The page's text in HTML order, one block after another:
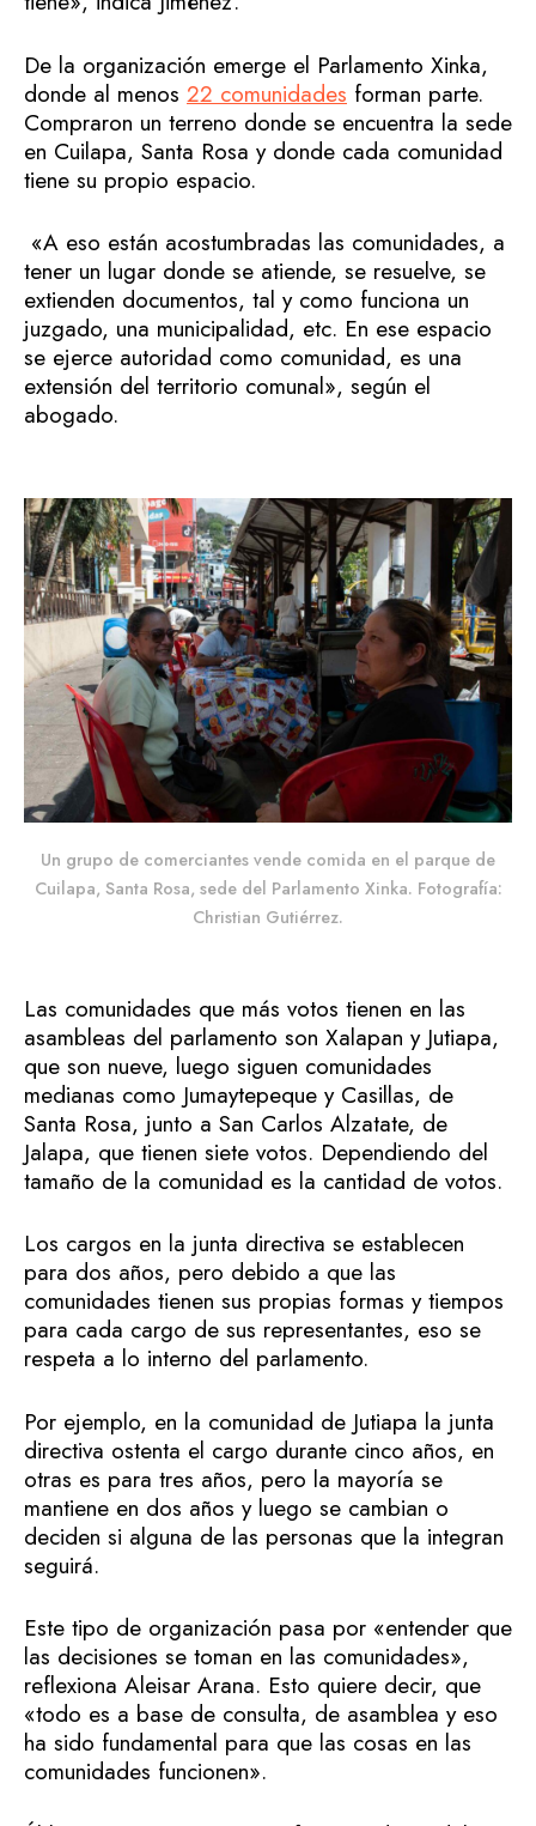
De la organización emerge el Parlamento Xinka,
donde al menos 22 comunidades forman parte.
Compraron un terreno donde se encuentra la sede
en Cuilapa, Santa Rosa y donde cada comunidad
tiene su propio espacio.
«A eso están acostumbradas las comunidades, a
tener un lugar donde se atiende, se resuelve, se
extienden documentos, tal y como funciona un
juzgado, una municipalidad, etc. En ese espacio
se ejerce autoridad como comunidad, es una
extensión del territorio comunal», según el
abogado.
Un grupo de comerciantes vende comida en el parque de
Cuilapa, Santa Rosa, sede del Parlamento Xinka. Fotografía:
Christian Gutiérrez.
Las comunidades que más votos tienen en las
asambleas del parlamento son Xalapan y Jutiapa,
que son nueve, luego siguen comunidades
medianas como Jumaytepeque y Casillas, de
Santa Rosa, junto a San Carlos Alzatate, de
Jalapa, que tienen siete votos. Dependiendo del
tamaño de la comunidad es la cantidad de votos.
Los cargos en la junta directiva se establecen
para dos años, pero debido a que las
comunidades tienen sus propias formas y tiempos
para cada cargo de sus representantes, eso se
respeta a lo interno del parlamento.
Por ejemplo, en la comunidad de Jutiapa la junta
directiva ostenta el cargo durante cinco años, en
otras es para tres años, pero la mayoría se
mantiene en dos años y luego se cambian o
deciden si alguna de las personas que la integran
seguirá.
Este tipo de organización pasa por «entender que
las decisiones se toman en las comunidades»,
reflexiona Aleisar Arana. Esto quiere decir, que
«todo es a base de consulta, de asamblea y eso
ha sido fundamental para que las cosas en las
comunidades funcionen».